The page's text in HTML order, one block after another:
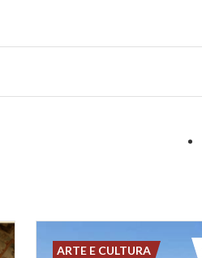
ARTE E CULTURA